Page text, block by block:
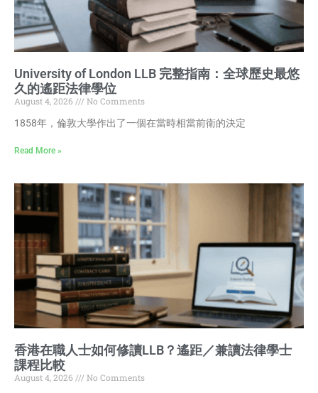
University of London LLB 完整指南：全球歷史最悠
久的遙距法律學位
August 4, 2026
No Comments
1858年，倫敦大學作出了一個在當時相當前衛的決定
Read More »
香港在職人士如何修讀LLB？遙距／兼讀法律學士
課程比較
August 4, 2026
No Comments